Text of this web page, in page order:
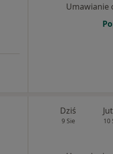
Umawianie
Dziś
9 Sie 10